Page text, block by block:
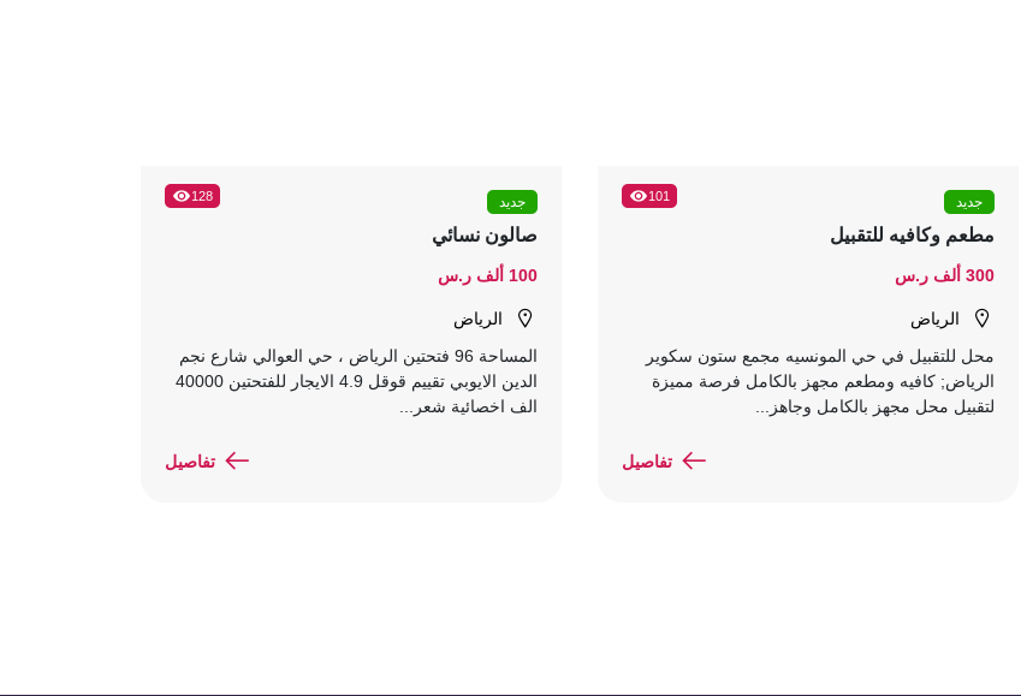
101 جديد
مطعم وكافيه للتقبيل
300 ألف ر.س
الرياض
محل للتقبيل في حي المونسيه مجمع ستون سكوير
الرياض; كافيه ومطعم مجهز بالكامل فرصة مميزة
لتقبيل محل مجهز بالكامل وجاهز...
تفاصيل
128 جديد
صالون نسائي
100 ألف ر.س
الرياض
المساحة 96 فتحتين الرياض ، حي العوالي شارع نجم
الدين الايوبي تقييم قوقل 4.9 الايجار للفتحتين 40000
الف اخصائية شعر...
تفاصيل